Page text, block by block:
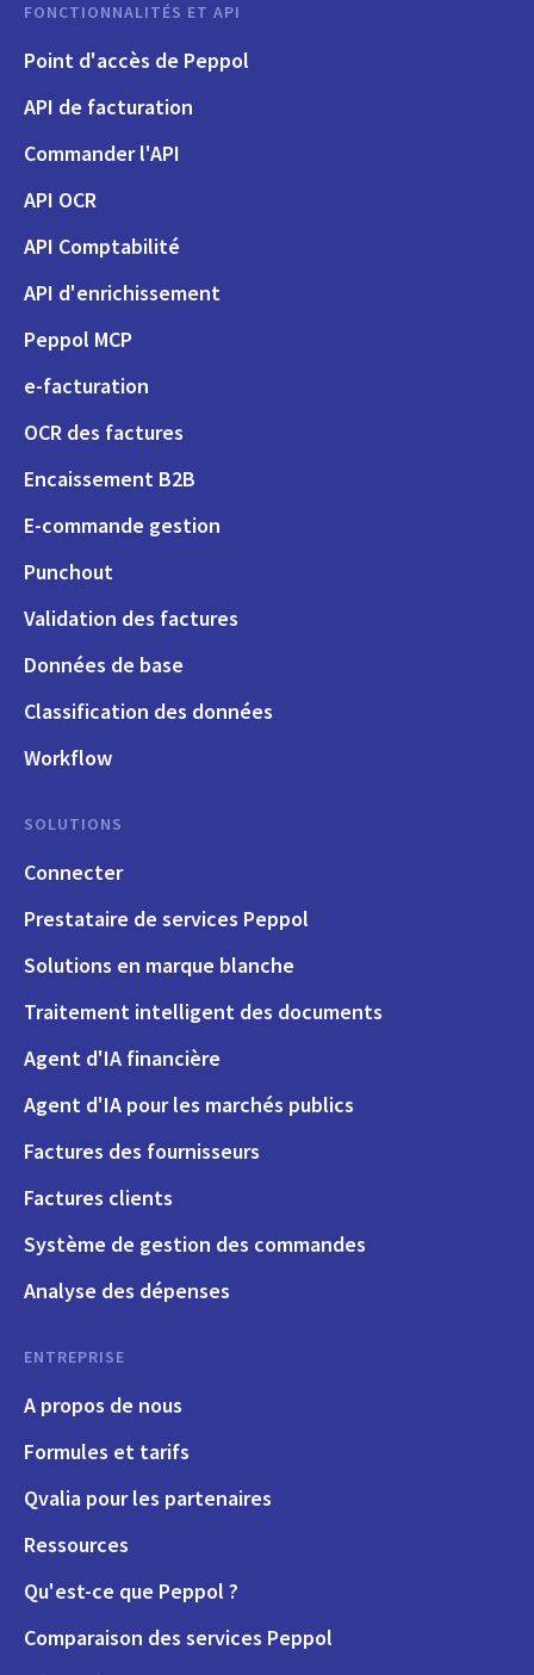
FONCTIONNALITÉS ET API
Point d'accès de Peppol
API de facturation
Commander l'API
API OCR
API Comptabilité
API d'enrichissement
Peppol MCP
e-facturation
OCR des factures
Encaissement B2B
E-commande gestion
Punchout
Validation des factures
Données de base
Classification des données
Workflow
SOLUTIONS
Connecter
Prestataire de services Peppol
Solutions en marque blanche
Traitement intelligent des documents
Agent d'IA financière
Agent d'IA pour les marchés publics
Factures des fournisseurs
Factures clients
Système de gestion des commandes
Analyse des dépenses
ENTREPRISE
A propos de nous
Formules et tarifs
Qvalia pour les partenaires
Ressources
Qu'est-ce que Peppol ?
Comparaison des services Peppol